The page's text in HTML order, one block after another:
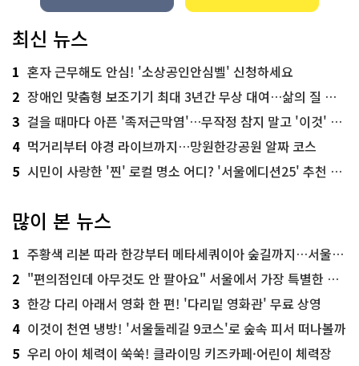
최신 뉴스
1 혼자 근무해도 안심! '소상공인안심벨' 신청하세요
2 장애인 맞춤형 보조기기 최대 3년간 무상 대여…삶의 질 높인다
3 걸을 때마다 아픈 '족저근막염'…무작정 참지 말고 '이것' 해보세요!
4 먹거리부터 야경 라이브까지…망원한강공원 알짜 코스
5 시민이 사랑한 '찐' 로컬 명소 어디? '서울에디션25' 추천 코스
많이 본 뉴스
1 주황색 리본 따라 한강부터 메타세쿼이아 숲길까지…서울둘레길 15코스
2 "편의점인데 아무것도 안 팔아요" 서울에서 가장 특별한 편의점의 정체
3 한강 다리 아래서 영화 한 편! '다리밑 영화관' 무료 상영
4 이것이 천연 냉방! '서울둘레길 9코스'로 숲속 피서 떠나볼까
5 우리 아이 체력이 쑥쑥! 클라이밍 키즈카페·어린이 체력장